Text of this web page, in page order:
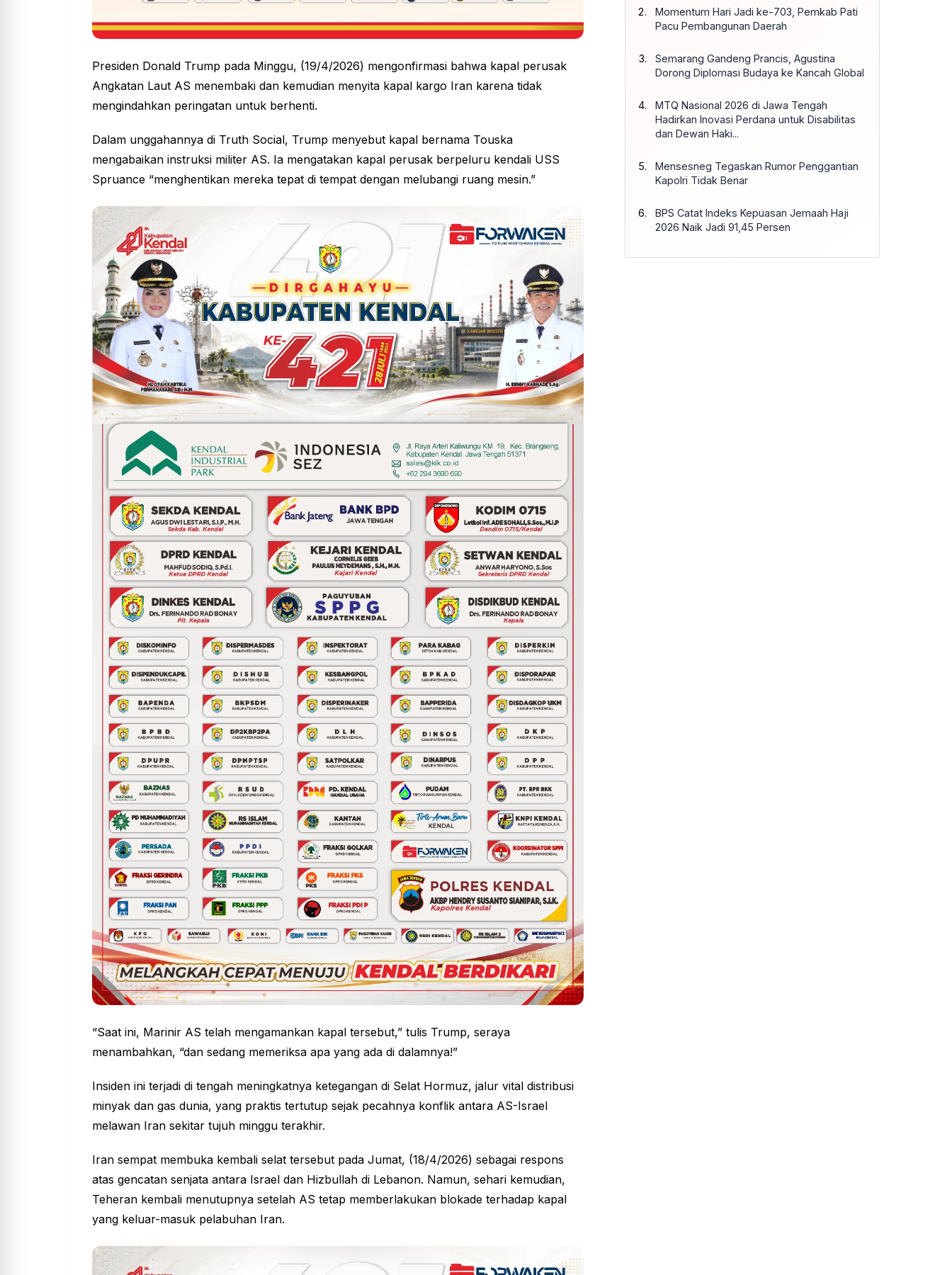
Presiden Donald Trump pada Minggu, (19/4/2026) mengonfirmasi bahwa kapal perusak
Angkatan Laut AS menembaki dan kemudian menyita kapal kargo Iran karena tidak
mengindahkan peringatan untuk berhenti.
Dalam unggahannya di Truth Social, Trump menyebut kapal bernama Touska
mengabaikan instruksi militer AS. Ia mengatakan kapal perusak berpeluru kendali USS
Spruance “menghentikan mereka tepat di tempat dengan melubangi ruang mesin.”
“Saat ini, Marinir AS telah mengamankan kapal tersebut,” tulis Trump, seraya
menambahkan, “dan sedang memeriksa apa yang ada di dalamnya!”
Insiden ini terjadi di tengah meningkatnya ketegangan di Selat Hormuz, jalur vital distribusi
minyak dan gas dunia, yang praktis tertutup sejak pecahnya konflik antara AS-Israel
melawan Iran sekitar tujuh minggu terakhir.
Iran sempat membuka kembali selat tersebut pada Jumat, (18/4/2026) sebagai respons
atas gencatan senjata antara Israel dan Hizbullah di Lebanon. Namun, sehari kemudian,
Teheran kembali menutupnya setelah AS tetap memberlakukan blokade terhadap kapal
yang keluar-masuk pelabuhan Iran.
Momentum Hari Jadi ke-703, Pemkab Pati
Pacu Pembangunan Daerah
Semarang Gandeng Prancis, Agustina
Dorong Diplomasi Budaya ke Kancah Global
MTQ Nasional 2026 di Jawa Tengah
Hadirkan Inovasi Perdana untuk Disabilitas
dan Dewan Haki...
Mensesneg Tegaskan Rumor Penggantian
Kapolri Tidak Benar
BPS Catat Indeks Kepuasan Jemaah Haji
2026 Naik Jadi 91,45 Persen